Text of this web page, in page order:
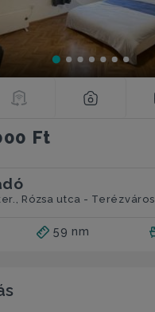
Ft
Rózsa utca - Terézváros
59 nm